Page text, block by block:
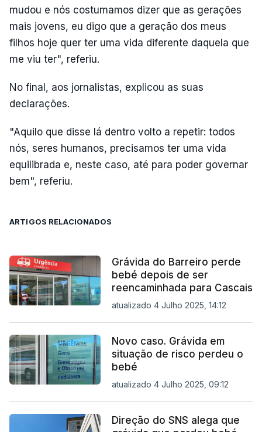
mudou e nós costumamos dizer que as gerações
mais jovens, eu digo que a geração dos meus
filhos hoje quer ter uma vida diferente daquela que
me viu ter", referiu.
No final, aos jornalistas, explicou as suas
declarações.
"Aquilo que disse lá dentro volto a repetir: todos
nós, seres humanos, precisamos ter uma vida
equilibrada e, neste caso, até para poder governar
bem", referiu.
ARTIGOS RELACIONADOS
Grávida do Barreiro perde
bebé depois de ser
reencaminhada para Cascais
atualizado 4 Julho 2025, 14:12
Novo caso. Grávida em
situação de risco perdeu o
bebé
atualizado 4 Julho 2025, 09:12
Direção do SNS alega que